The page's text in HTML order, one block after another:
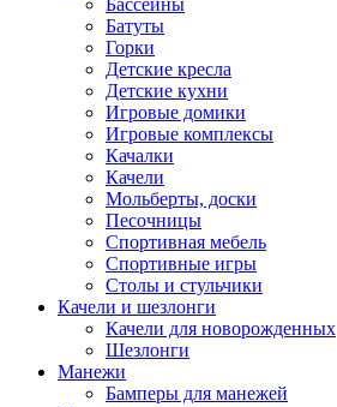
Бассейны
Батуты
Горки
Детские кресла
Детские кухни
Игровые домики
Игровые комплексы
Качалки
Качели
Мольберты, доски
Песочницы
Спортивная мебель
Спортивные игры
Столы и стульчики
Качели и шезлонги
Качели для новорожденных
Шезлонги
Манежи
Бамперы для манежей